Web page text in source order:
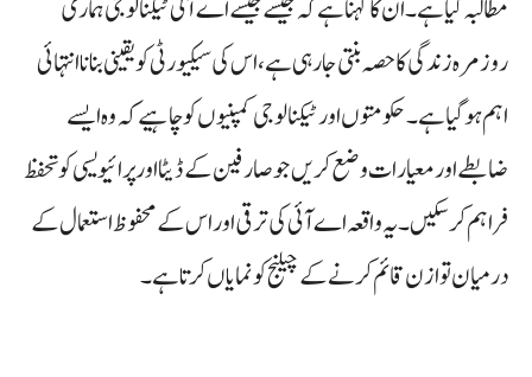
مطالبہ کیا ہے۔ ان کا کہنا ہے کہ جیسے جیسے اے آئی ٹیکنالوجی ہماری
روزمرہ زندگی کا حصہ بنتی جا رہی ہے، اس کی سیکیورٹی کو یقینی بنانا انتہائی
اہم ہو گیا ہے۔ حکومتوں اور ٹیکنالوجی کمپنیوں کو چاہیے کہ وہ ایسے
ضابطے اور معیارات وضع کریں جو صارفین کے ڈیٹا اور پرائیویسی کو تحفظ
فراہم کر سکیں۔ یہ واقعہ اے آئی کی ترقی اور اس کے محفوظ استعمال کے
درمیان توازن قائم کرنے کے چیلنج کو نمایاں کرتا ہے۔